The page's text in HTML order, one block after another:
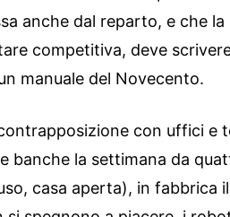
anche dal reparto, e che
competitiva, deve
manuale del Novecento.
con uffici e
banche la settimana da
casa aperta), in fabbrica